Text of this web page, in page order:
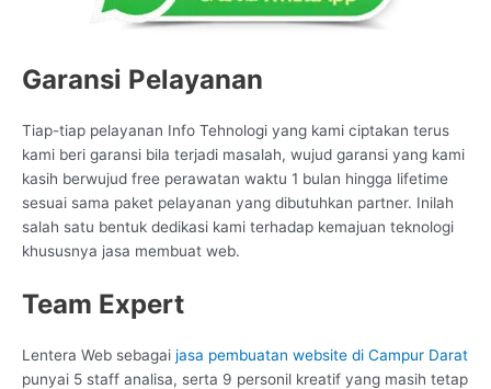
Garansi Pelayanan
Tiap-tiap pelayanan Info Tehnologi yang kami ciptakan terus
kami beri garansi bila terjadi masalah, wujud garansi yang kami
kasih berwujud free perawatan waktu 1 bulan hingga lifetime
sesuai sama paket pelayanan yang dibutuhkan partner. Inilah
salah satu bentuk dedikasi kami terhadap kemajuan teknologi
khususnya jasa membuat web.
Team Expert
Lentera Web sebagai jasa pembuatan website di Campur Darat
punyai 5 staff analisa, serta 9 personil kreatif yang masih tetap